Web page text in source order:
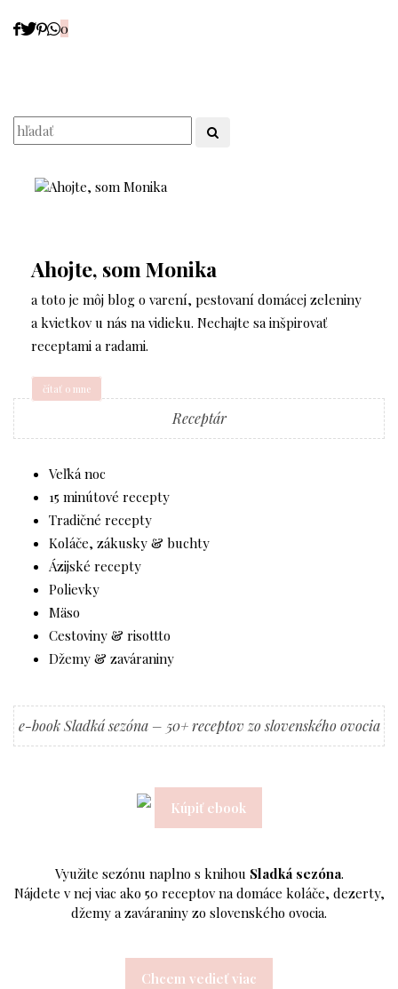
0
Ahojte, som Monika
a toto je môj blog o varení, pestovaní domácej zeleniny
a kvietkov u nás na vidieku. Nechajte sa inšpirovať
receptami a radami.
čítať o mne
Receptár
Veľká noc
15 minútové recepty
Tradičné recepty
Koláče, zákusky & buchty
Ázijské recepty
Polievky
Mäso
Cestoviny & risottto
Džemy & zaváraniny
e-book Sladká sezóna – 50+ receptov zo slovenského ovocia
Kúpiť ebook
Využite sezónu naplno s knihou Sladká sezóna.
Nájdete v nej viac ako 50 receptov na domáce koláče, dezerty,
džemy a zaváraniny zo slovenského ovocia.
Chcem vedieť viac